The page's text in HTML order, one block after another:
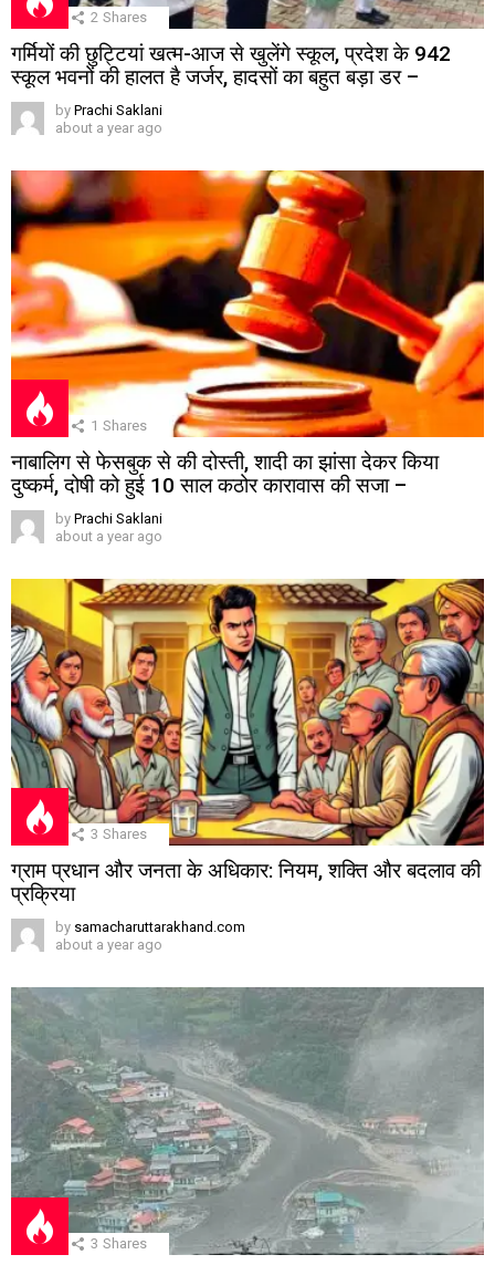
2 Shares
गर्मियों की छुट्टियां खत्म-आज से खुलेंगे स्कूल, प्रदेश के 942
स्कूल भवनों की हालत है जर्जर, हादसों का बहुत बड़ा डर –
by Prachi Saklani
about a year ago
1 Shares
नाबालिग से फेसबुक से की दोस्ती, शादी का झांसा देकर किया
दुष्कर्म, दोषी को हुई 10 साल कठोर कारावास की सजा –
by Prachi Saklani
about a year ago
3 Shares
ग्राम प्रधान और जनता के अधिकार: नियम, शक्ति और बदलाव की
प्रक्रिया
by samacharuttarakhand.com
about a year ago
3 Shares